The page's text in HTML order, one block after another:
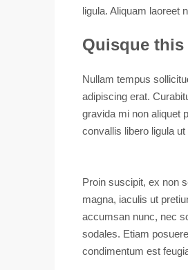
ligula. Aliquam laoreet
Quisque
Nullam tempus
adipiscing erat.
gravida mi non aliquet
convallis libero ligula ut
Proin suscipit, ex non
magna, iaculis ut
accumsan nunc, nec
sodales. Etiam
condimentum est